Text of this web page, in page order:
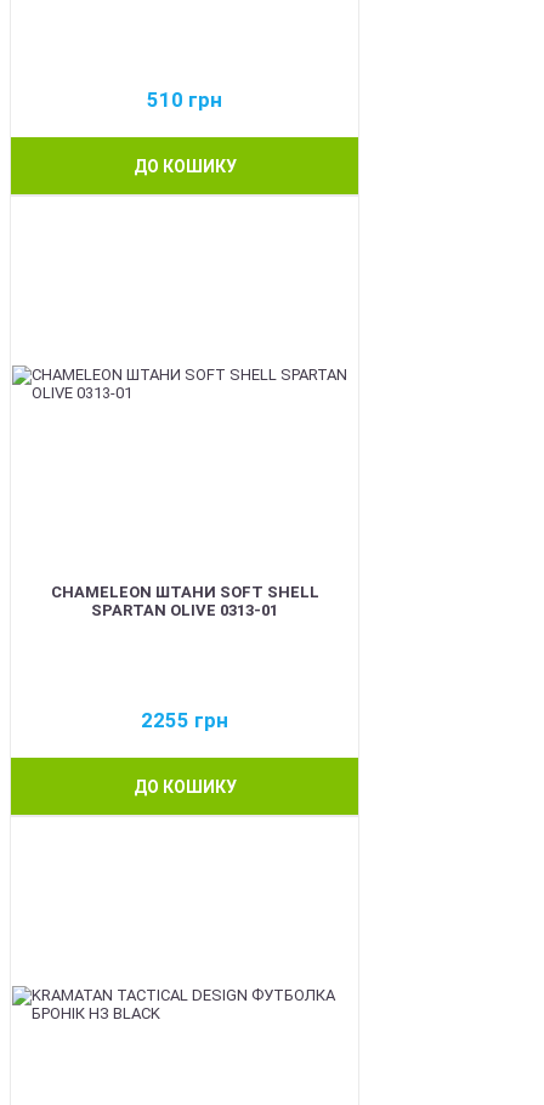
510 грн
ДО КОШИКУ
CHAMELEON ШТАНИ SOFT SHELL
SPARTAN OLIVE 0313-01
2255 грн
ДО КОШИКУ